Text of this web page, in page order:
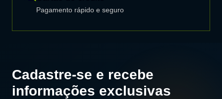
Pagamento rápido e seguro
Cadastre-se e recebe
informações exclusivas